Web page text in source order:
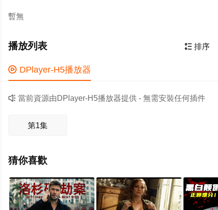
暫無
 排序
播放列表
 DPlayer-H5播放器
 當前資源由DPlayer-H5播放器提供 - 無需安裝任何插件
第1集
猜你喜歡